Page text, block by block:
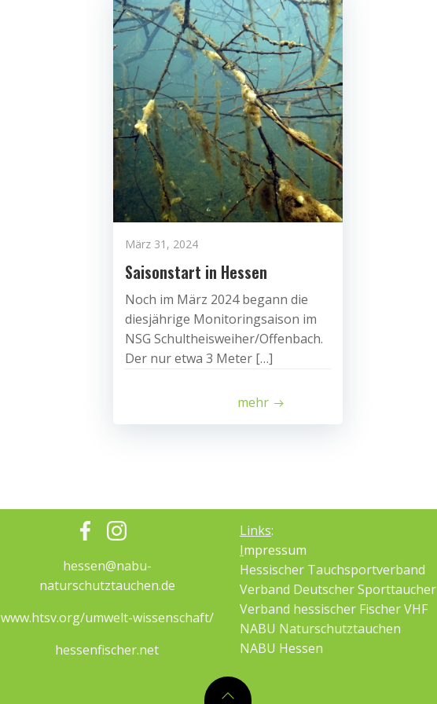
März 31, 2024
Saisonstart in Hessen
Noch im März 2024 begann die
diesjährige Monitoringsaison im
NSG Schultheisweiher/Offenbach.
Der nur etwa 3 Meter […]
mehr
hessen@nabu-
naturschutztauchen.de
www.htsv.org/umwelt-wissenschaft/
hessenfischer.net
Links:
Impressum
Hessischer Tauchsportverband
Verband Deutscher Sporttaucher
Verband hessischer Fischer VHF
NABU Naturschutztauchen
NABU Hessen